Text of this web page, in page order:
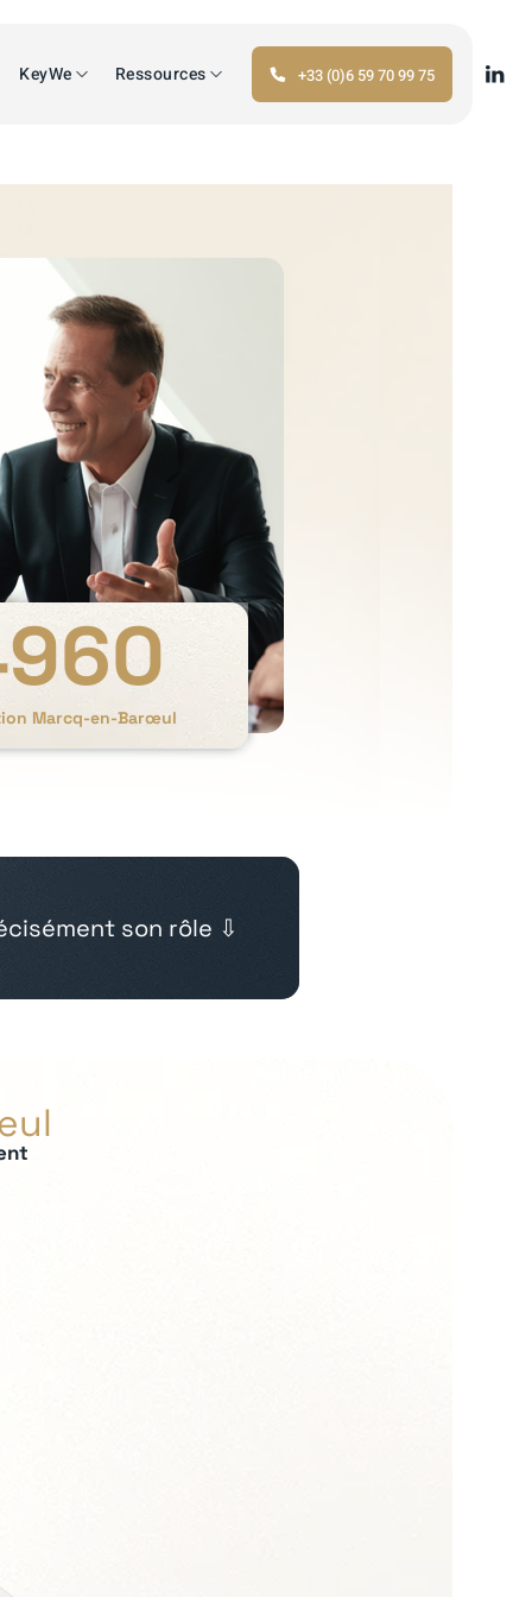
KeyWe Ressources +33 (0)6 59 70 99 75
Marcq-en-Barœul
son rôle ⇩